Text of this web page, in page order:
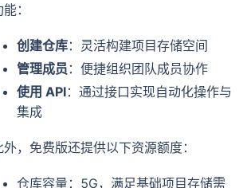
：
创建仓库：灵活构建项目存储空间
管理成员 ：便捷组织团队成员协作
使用 API：通过接口实现自动化操作与
集成
外，免费版还提供以下资源额度：
仓库容量：5G，满足基础项目存储需